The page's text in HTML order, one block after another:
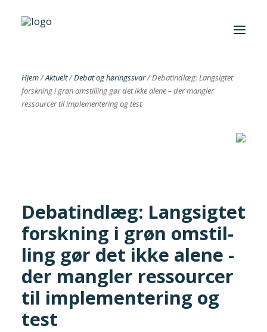
Foreningen
Search
Tilmeld nyhedsbrev
Presse og pressemeddelelser
Hjem/Aktuelt/Debat og høringssvar/Debatindlæg: Langsigtet
forskning i grøn omstil­ling gør det ikke alene – der mangler
ressourcer til implemen­te­ring og test
Debatindlæg: Langsigtet
forskning i grøn omstil­
ling gør det ikke alene -
der mangler ressourcer
til implemen­te­ring og
test